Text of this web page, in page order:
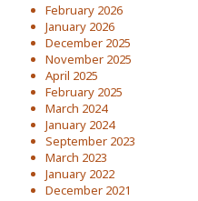
February 2026
January 2026
December 2025
November 2025
April 2025
February 2025
March 2024
January 2024
September 2023
March 2023
January 2022
December 2021